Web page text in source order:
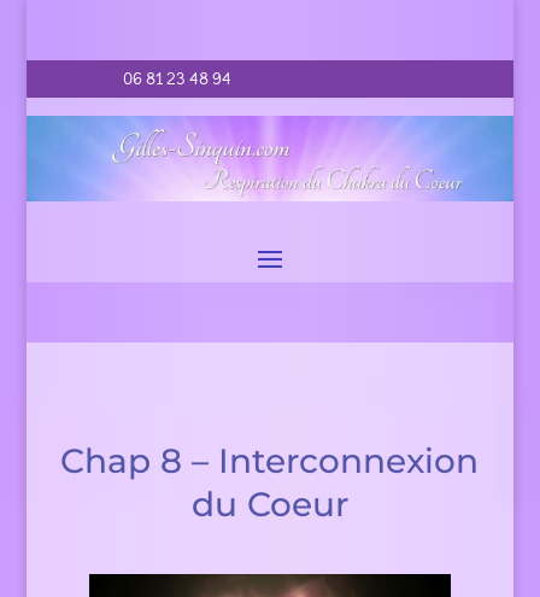
06 81 23 48 94
Chap 8 – Interconnexion
du Coeur